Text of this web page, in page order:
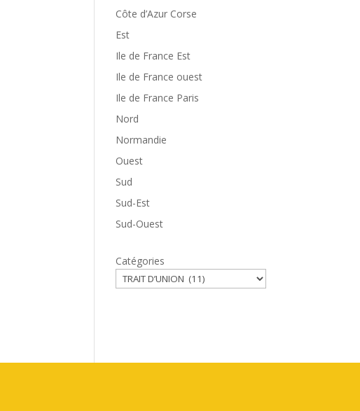
Côte d’Azur Corse
Est
Ile de France Est
Ile de France ouest
Ile de France Paris
Nord
Normandie
Ouest
Sud
Sud-Est
Sud-Ouest
Catégories